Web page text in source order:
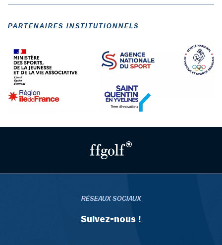
PARTENAIRES INSTITUTIONNELS
RÉSEAUX SOCIAUX
Suivez-nous !